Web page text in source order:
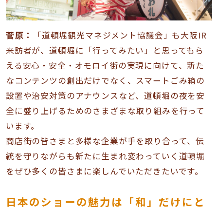
菅原：
「道頓堀観光マネジメント協議会」も大阪IR
来訪者が、道頓堀に「行ってみたい」と思ってもら
える安心・安全・オモロイ街の実現に向けて、新た
なコンテンツの創出だけでなく、スマートごみ箱の
設置や治安対策のアナウンスなど、道頓堀の夜を安
全に盛り上げるためのさまざまな取り組みを行って
います。
商店街の皆さまと多様な企業が手を取り合って、伝
統を守りながらも新たに生まれ変わっていく道頓堀
をぜひ多くの皆さまに楽しんでいただきたいです。
日本のショーの魅力は「和」だけにと